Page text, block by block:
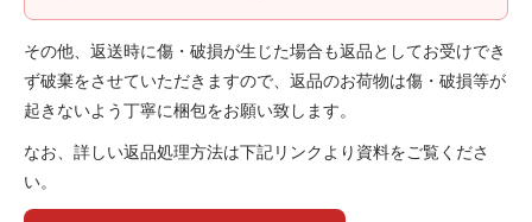
その他、返送時に傷・破損が生じた場合も返品としてお受けでき
ず破棄をさせていただきますので、返品のお荷物は傷・破損等が
起きないよう丁寧に梱包をお願い致します。
なお、詳しい返品処理方法は下記リンクより資料をご覧くださ
い。